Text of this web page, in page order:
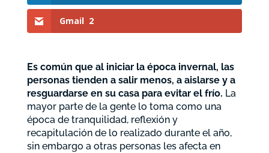
Gmail 2
Es común que al iniciar la época invernal, las
personas tienden a salir menos, a aislarse y a
resguardarse en su casa para evitar el frío. La
mayor parte de la gente lo toma como una
época de tranquilidad, reflexión y
recapitulación de lo realizado durante el año,
sin embargo a otras personas les afecta en